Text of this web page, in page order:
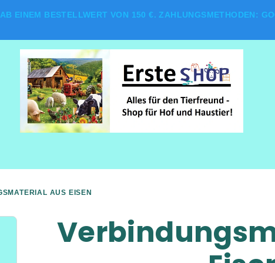
EINEM BESTELLWERT VON 150 €. ZAHLUNGSMETHODEN:
AUS EISEN